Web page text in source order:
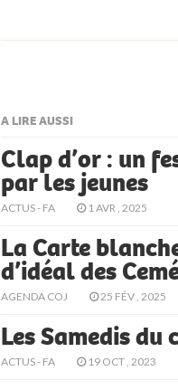
A LIRE AUSSI
Clap d’or : un
par les jeunes
ACTUS - FA 1 AVR , 2025
La Carte
d’idéal des
AGENDA COJ 25 FÉV , 2025
Les Samedis du
ACTUS - FA 19 OCT , 2023